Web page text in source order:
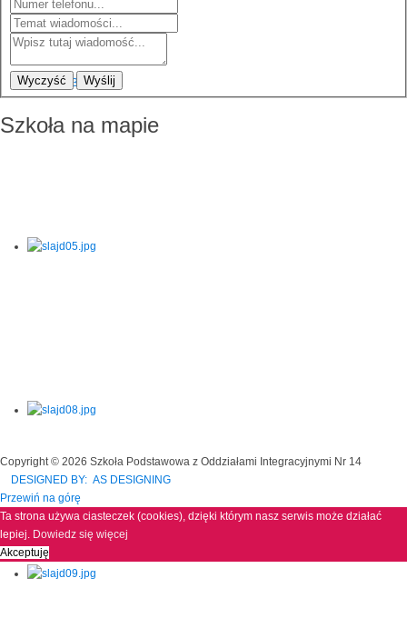
Wyczyść Wyślij
Szkoła na mapie
Copyright © 2026 Szkoła Podstawowa z Oddziałami Integracyjnymi Nr 14
DESIGNED BY: AS DESIGNING
Przewiń na górę
Ta strona używa ciasteczek (cookies), dzięki którym nasz serwis może działać
lepiej. Dowiedz się więcej
Akceptuję